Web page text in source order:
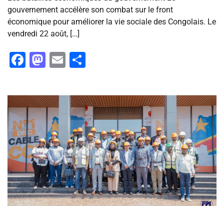
gouvernement accélère son combat sur le front
économique pour améliorer la vie sociale des Congolais. Le
vendredi 22 août, […]
Facebook
Mastodon
Email